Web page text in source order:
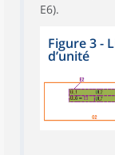
E6).
Figure 3 -
d’unité